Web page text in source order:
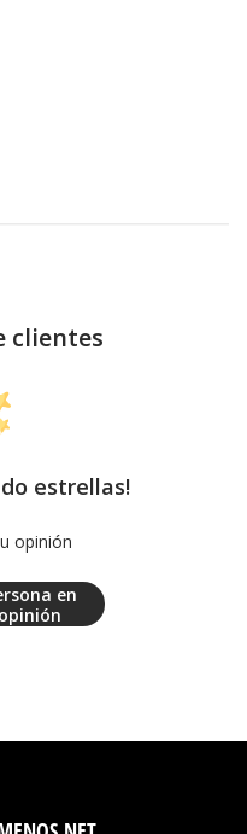
clientes
estrellas!
opinión
en